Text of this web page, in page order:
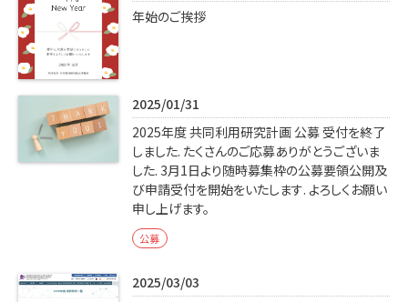
年始のご挨拶
2025/01/31
2025年度 共同利用研究計画 公募 受付を終了
しました. たくさんのご応募ありがとうございま
した. 3月1日より随時募集枠の公募要領公開及
び申請受付を開始をいたします. よろしくお願い
申し上げます。
公募
2025/03/03